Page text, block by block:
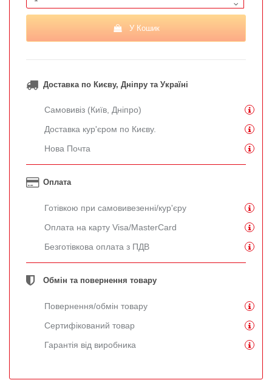
У Кошик
Доставка по Києву, Дніпру та Україні
Самовивіз (Київ, Дніпро)
Доставка кур'єром по Києву.
Нова Почта
Оплата
Готівкою при самовивезенні/кур'єру
Оплата на карту Visa/MasterCard
Безготівкова оплата з ПДВ
Обмін та повернення товару
Повернення/обмін товару
Сертифікований товар
Гарантія від виробника